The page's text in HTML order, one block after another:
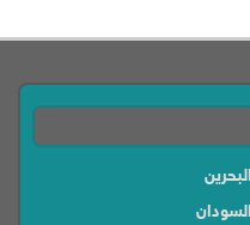
البحرين
السودان